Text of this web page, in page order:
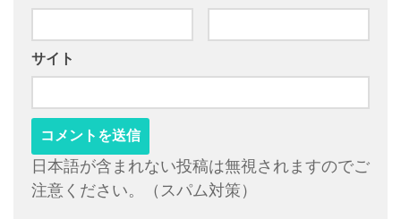
サイト
日本語が含まれない投稿は無視されますのでご
注意ください。（スパム対策）